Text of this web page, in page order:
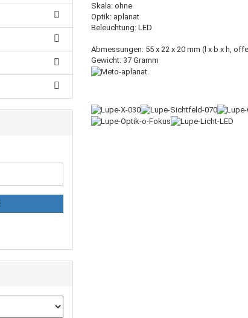
Skala: ohne
Optik: aplanat
Beleuchtung: LED
Abmessungen: 55 x 22 x 20 mm (l x b x h,
Gewicht: 37 Gramm